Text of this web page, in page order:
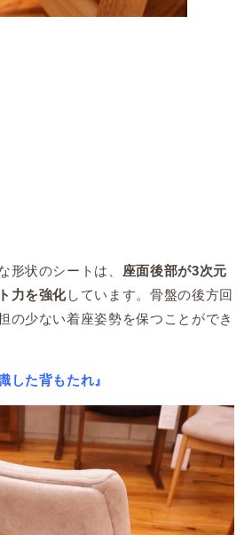
形状のシートは、
座面後部が3次元
力を強化しています。骨盤の後方回
の少ない着座姿勢を保つことができ
した背もたれ』